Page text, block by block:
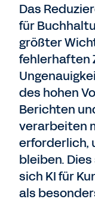
Das
für
größter
fehlerhaften
des hohen
Berichten
verarbeiten
erforderlich,
bleiben.
sich KI für
als